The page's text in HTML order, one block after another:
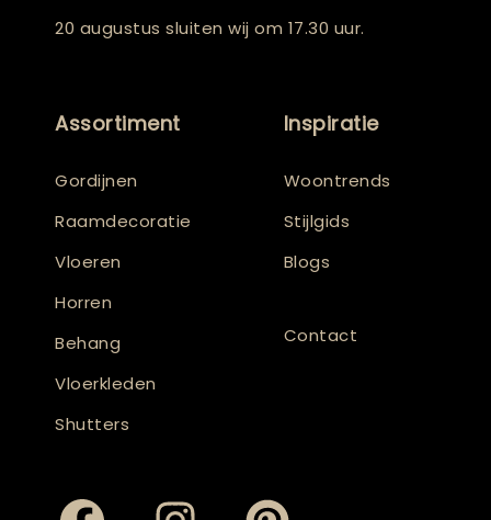
20 augustus sluiten wij om 17.30 uur.
Assortiment
Gordijnen
Raamdecoratie
Vloeren
Horren
Behang
Vloerkleden
Shutters
Inspiratie
Woontrends
Stijlgids
Blogs
Contact